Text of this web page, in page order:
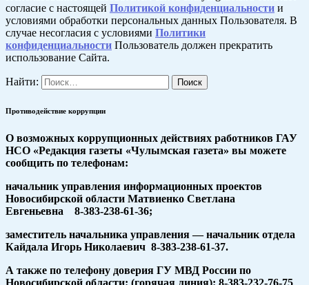
согласие с настоящей Политикой конфиденциальности и
условиями обработки персональных данных Пользователя. В
случае несогласия с условиями Политики
конфиденциальности Пользователь должен прекратить
использование Сайта.
Найти:
Противодействие коррупции
О возможных коррупционных действиях работников ГАУ
НСО «Редакция газеты «Чулымская газета» вы можете
сообщить по телефонам:
начальник управления информационных проектов
Новосибирской области Матвиенко Светлана
Евгеньевна 8-383-238-61-36;
заместитель начальника управления — начальник отдела
Кайдала Игорь Николаевич 8-383-238-61-37.
А также по телефону доверия ГУ МВД России по
Новосибирской области: (горячая линия): 8-383-232-76-75